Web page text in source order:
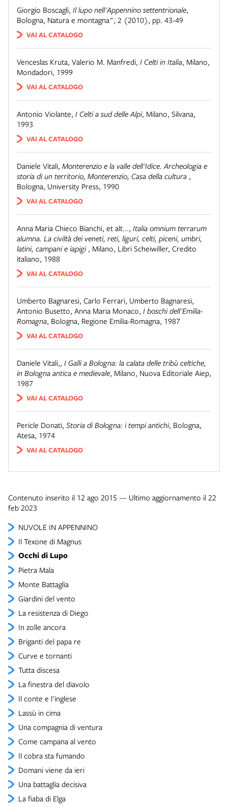
NUVOLE IN APPENNINO
Il Texone di Magnus
Occhi di Lupo
Pietra Mala
Monte Battaglia
Giardini del vento
La resistenza di Diego
In zolle ancora
Briganti del papa re
Curve e tornanti
Tutta discesa
La finestra del diavolo
Il conte e l'inglese
Lassù in cima
Una compagnia di ventura
Come campana al vento
Il cobra sta fumando
Domani viene da ieri
Una battaglia decisiva
La fiaba di Elga
Giorgio Boscagli, Il lupo nell'Appennino settentrionale,
Bologna, Natura e montagna", 2 (2010), pp. 43-49
VAI AL CATALOGO
Venceslas Kruta, Valerio M. Manfredi, I Celti in Italia, Milano,
Mondadori, 1999
VAI AL CATALOGO
Antonio Violante, I Celti a sud delle Alpi, Milano, Silvana,
1993
VAI AL CATALOGO
Daniele Vitali, Monterenzio e la valle dell'Idice. Archeologia e
storia di un territorio, Monterenzio, Casa della cultura ,
Bologna, University Press, 1990
VAI AL CATALOGO
Anna Maria Chieco Bianchi, et alt..., Italia omnium terrarum
alumna. La civiltà dei veneti, reti, liguri, celti, piceni, umbri,
latini, campani e iapigi , Milano, Libri Scheiwiller, Credito
italiano, 1988
VAI AL CATALOGO
Umberto Bagnaresi, Carlo Ferrari, Umberto Bagnaresi,
Antonio Busetto, Anna Maria Monaco, I boschi dell'Emilia-
Romagna, Bologna, Regione Emilia-Romagna, 1987
VAI AL CATALOGO
Daniele Vitali,, I Galli a Bologna: la calata delle tribù celtiche,
in Bologna antica e medievale, Milano, Nuova Editoriale Aiep,
1987
VAI AL CATALOGO
Pericle Donati, Storia di Bologna: i tempi antichi, Bologna,
Atesa, 1974
VAI AL CATALOGO
Contenuto inserito il 12 ago 2015 — Ultimo aggiornamento il 22
feb 2023